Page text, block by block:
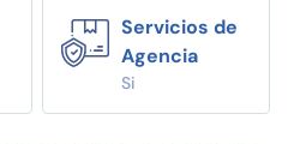
Servicios de
Agencia
Si